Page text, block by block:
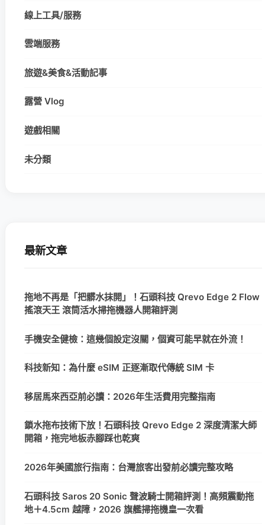
線上工具/服務
雲端服務
旅遊&美食&活動記事
露營 Vlog
遊戲相關
未分類
最新文章
拖地不再是「把髒水抹開」！石頭科技 Qrevo Edge 2 Flow
搖滾天王 滾筒活水掃拖機器人開箱評測
手機安全健檢：這幾個設定沒關，個資可能早就在外流！
科技新知：為什麼 eSIM 正逐漸取代傳統 SIM 卡
移居馬來西亞前必讀：2026年生活費用完整指南
鎖水拖布技術下放！石頭科技 Qrevo Edge 2 深度清潔大師
開箱，拖完地板赤腳踩也乾爽
2026年美國旅行指南：台灣旅客出發前必讀完整攻略
石頭科技 Saros 20 Sonic 聲波騎士開箱評測！高頻震動拖
地＋4.5cm 越障，2026 旗艦掃拖機皇一次看